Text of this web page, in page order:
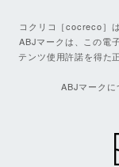
コクリコ［cocreco］
ABJマークは、この電
テンツ使用許諾を得た
ABJマークに